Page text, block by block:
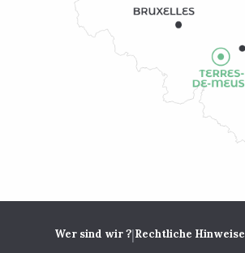
Wer sind wir ?|Rechtliche Hinweise